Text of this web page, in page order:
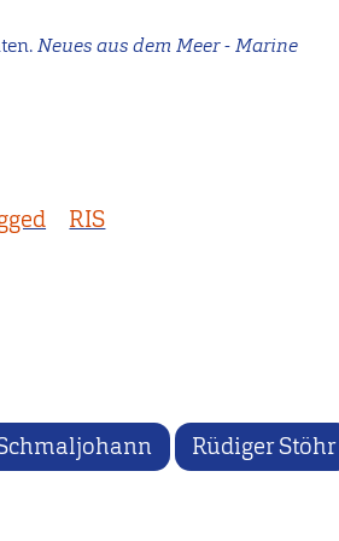
Neues aus dem Meer - Marine
RIS
Rüdiger Stöhr